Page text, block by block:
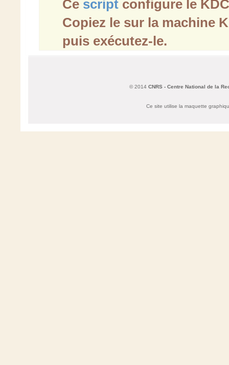
Ce script configure le
Copiez le sur la machine
puis exécutez-le.
© 2014 CNRS - Centre National de la
Ce site utilise la maquette